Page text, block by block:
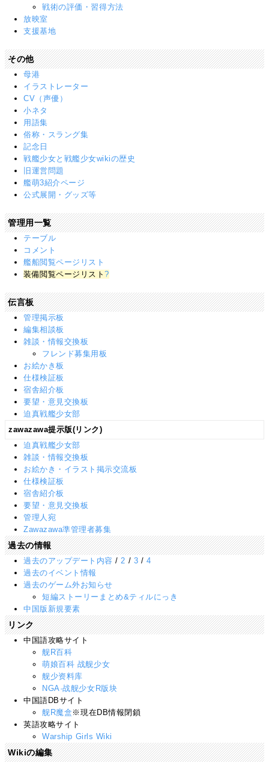
戦術の評価・習得方法
放映室
支援基地
その他
母港
イラストレーター
CV（声優）
小ネタ
用語集
俗称・スラング集
記念日
戦艦少女と戦艦少女wikiの歴史
旧運営問題
艦萌3紹介ページ
公式展開・グッズ等
管理用一覧
テーブル
コメント
艦船閲覧ページリスト
装備閲覧ページリスト?
伝言板
管理掲示板
編集相談板
雑談・情報交換板
フレンド募集用板
お絵かき板
仕様検証板
宿舎紹介板
要望・意見交換板
迫真戦艦少女部
zawazawa提示版(リンク)
迫真戦艦少女部
雑談・情報交換板
お絵かき・イラスト掲示交流板
仕様検証板
宿舎紹介板
要望・意見交換板
管理人宛
Zawazawa準管理者募集
過去の情報
過去のアップデート内容 / 2 / 3 / 4
過去のイベント情報
過去のゲーム外お知らせ
短編ストーリーまとめ&ティルにっき
中国版新規要素
リンク
中国語攻略サイト
舰R百科
萌娘百科 战舰少女
舰少资料库
NGA·战舰少女R版块
中国語DBサイト
舰R魔盒 ※現在DB情報閉鎖
英語攻略サイト
Warship Girls Wiki
Wikiの編集